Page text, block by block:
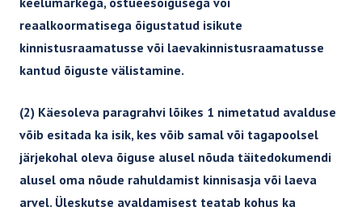
Tsiviilkohtumenetluse seadustik I
Võlaõigusseadus IV
Võlaõigusseadus III
Võlaõigusseadus II
Võlaõigusseadus I
Asjaõigusseadus II
Asjaõigusseadus I
reaalkoormatisega õigustatud isikute
kinnistusraamatusse või laevakinnistusraamatusse
kantud õiguste välistamine.
(2) Käesoleva paragrahvi lõikes 1 nimetatud avalduse
võib esitada ka isik, kes võib samal või tagapoolsel
järjekohal oleva õiguse alusel nõuda täitedokumendi
alusel oma nõude rahuldamist kinnisasja või laeva
arvel. Üleskutse avaldamisest teatab kohus ka